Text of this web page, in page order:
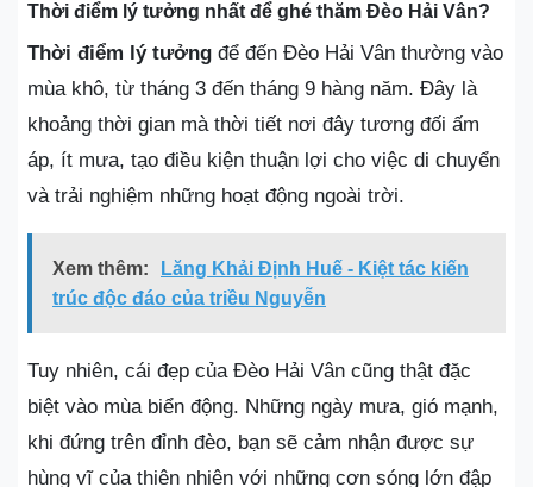
Thời điểm lý tưởng nhất để ghé thăm Đèo Hải Vân?
Thời điểm lý tưởng để đến Đèo Hải Vân thường vào
mùa khô, từ tháng 3 đến tháng 9 hàng năm. Đây là
khoảng thời gian mà thời tiết nơi đây tương đối ấm
áp, ít mưa, tạo điều kiện thuận lợi cho việc di chuyển
và trải nghiệm những hoạt động ngoài trời.
Xem thêm:
Lăng Khải Định Huế - Kiệt tác kiến
trúc độc đáo của triều Nguyễn
Tuy nhiên, cái đẹp của Đèo Hải Vân cũng thật đặc
biệt vào mùa biển động. Những ngày mưa, gió mạnh,
khi đứng trên đỉnh đèo, bạn sẽ cảm nhận được sự
hùng vĩ của thiên nhiên với những cơn sóng lớn đập